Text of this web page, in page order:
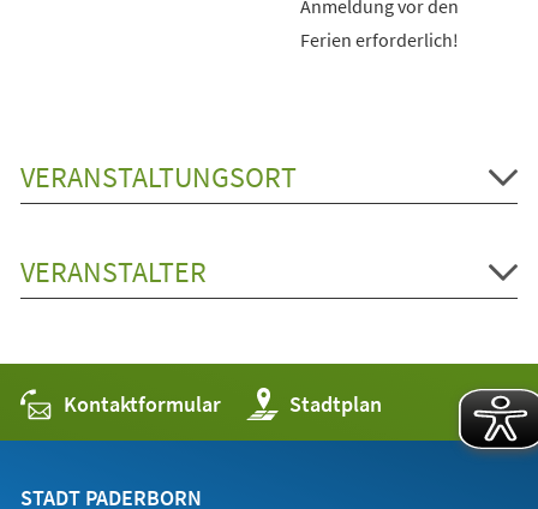
Anmeldung vor den
Ferien erforderlich!
VERANSTALTUNGSORT
VERANSTALTER
Kontaktformular Stadtplan
(Öffnet
in
einem
STADT PADERBORN